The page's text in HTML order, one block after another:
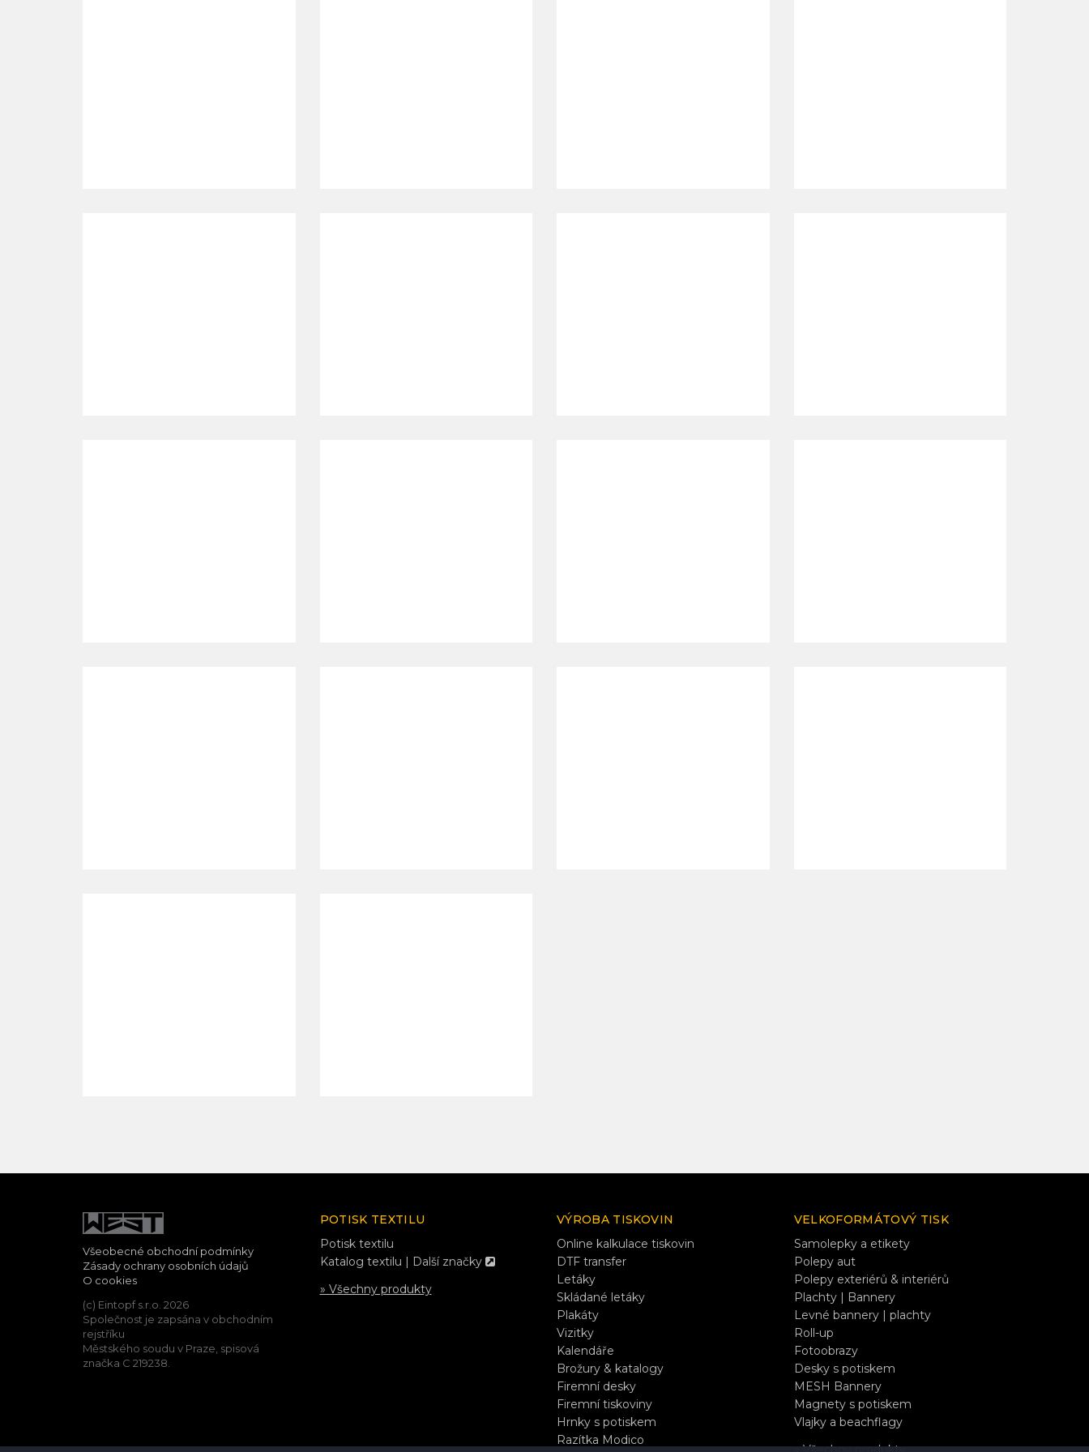
Všeobecné obchodní podmínky
Zásady ochrany osobních údajů
O cookies
(c) Eintopf s.r.o. 2026
Společnost je zapsána v obchodním
rejstříku
Městského soudu v Praze, spisová
značka C 219238.
POTISK TEXTILU
Potisk textilu
Katalog textilu | Další značky
» Všechny produkty
VÝROBA TISKOVIN
Online kalkulace tiskovin
DTF transfer
Letáky
Skládané letáky
Plakáty
Vizitky
Kalendáře
Brožury & katalogy
Firemní desky
Firemní tiskoviny
Hrnky s potiskem
Razítka Modico
VELKOFORMÁTOVÝ TISK
Samolepky a etikety
Polepy aut
Polepy exteriérů & interiérů
Plachty | Bannery
Levné bannery | plachty
Roll-up
Fotoobrazy
Desky s potiskem
MESH Bannery
Magnety s potiskem
Vlajky a beachflagy